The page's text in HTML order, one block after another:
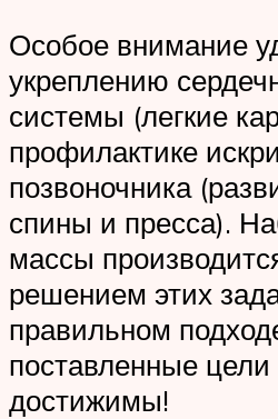
Особое внимание
укреплению
системы (легкие
профилактике
позвоночника
спины и пресса).
массы
решением этих
правильном
поставленные цели
достижимы!